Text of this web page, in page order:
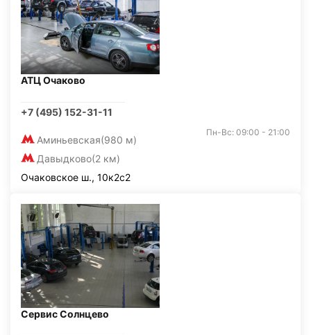
АТЦ Очаково
+7 (495) 152-31-11
Аминьевская(980 м)
Давыдково(2 км)
Пн-Вс: 09:00 - 21:00
Очаковское ш., 10к2с2
Сервис Солнцево